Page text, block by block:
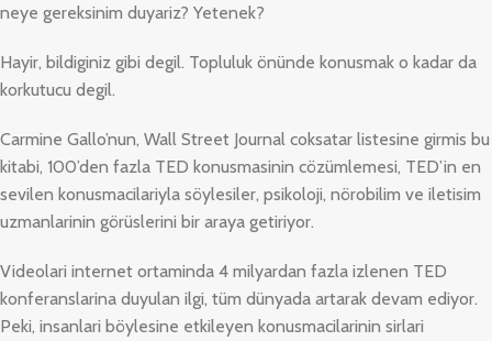
neye gereksinim duyariz? Yetenek?
Hayir, bildiginiz gibi degil. Topluluk önünde konusmak o kadar da
korkutucu degil.
Carmine Gallo’nun, Wall Street Journal coksatar listesine girmis bu
kitabi, 100’den fazla TED konusmasinin cözümlemesi, TED’in en
sevilen konusmacilariyla söylesiler, psikoloji, nörobilim ve iletisim
uzmanlarinin görüslerini bir araya getiriyor.
Videolari internet ortaminda 4 milyardan fazla izlenen TED
konferanslarina duyulan ilgi, tüm dünyada artarak devam ediyor.
Peki, insanlari böylesine etkileyen konusmacilarinin sirlari